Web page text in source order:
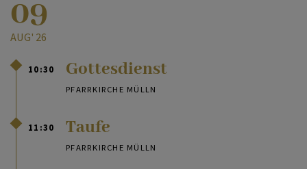
09
AUG' 26
10:30 Gottesdienst
PFARRKIRCHE MÜLLN
11:30 Taufe
PFARRKIRCHE MÜLLN